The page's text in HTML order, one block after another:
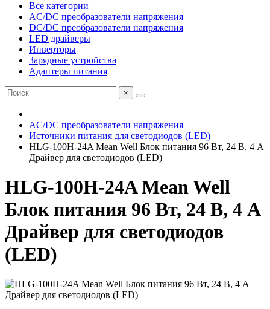
Все категории
AC/DC преобразователи напряжения
DC/DC преобразователи напряжения
LED драйверы
Инверторы
Зарядные устройства
Адаптеры питания
×
AC/DC преобразователи напряжения
Источники питания для светодиодов (LED)
HLG-100H-24A Mean Well Блок питания 96 Вт, 24 В, 4 А
Драйвер для светодиодов (LED)
HLG-100H-24A Mean Well
Блок питания 96 Вт, 24 В, 4 А
Драйвер для светодиодов
(LED)